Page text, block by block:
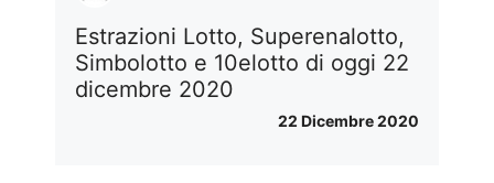
Estrazioni Lotto, Superenalotto,
Simbolotto e 10elotto di oggi 22
dicembre 2020
22 Dicembre 2020